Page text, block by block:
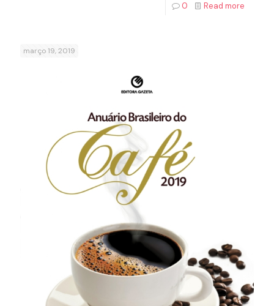
0 Read more
março 19, 2019